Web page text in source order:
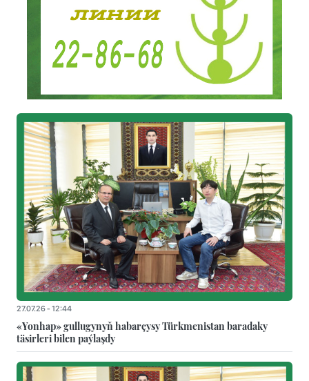
27.07.26 - 12:44
«Yonhap» gullugynyň habarçysy Türkmenistan baradaky
täsirleri bilen paýlaşdy